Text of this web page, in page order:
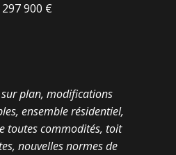
297 900 €
sur plan, modifications
ensemble résidentiel,
toutes commodités, toit
nouvelles normes de